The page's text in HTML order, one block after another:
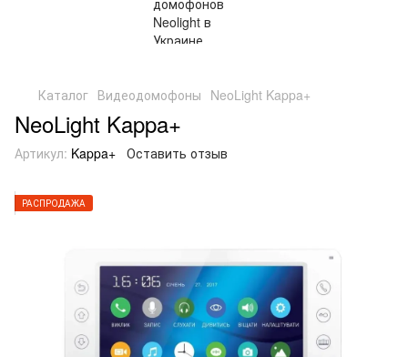
Каталог Видеодомофоны NeoLight Kappa+
NeoLight Kappa+
Артикул: Kappa+ Оставить отзыв
РАСПРОДАЖА